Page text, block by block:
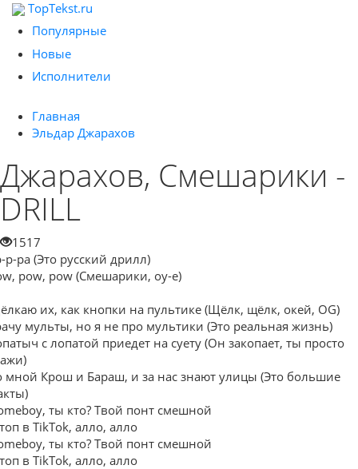
TopTekst.ru
Популярные
Новые
Исполнители
Главная
Эльдар Джарахов
Джарахов, Смешарики -
DRILL
1517
р-ра (Это русский дрилл)
pow, pow (Смешарики, оу-е)
их, как кнопки на пультике (Щёлк, щёлк, окей, OG)
мульты, но я не про мультики (Это реальная жизнь)
с лопатой приедет на суету (Он закопает, ты просто
мной Крош и Бараш, и за нас знают улицы (Это большие
ты кто? Твой понт смешной
в TikTok, алло, алло
ты кто? Твой понт смешной
в TikTok, алло, алло